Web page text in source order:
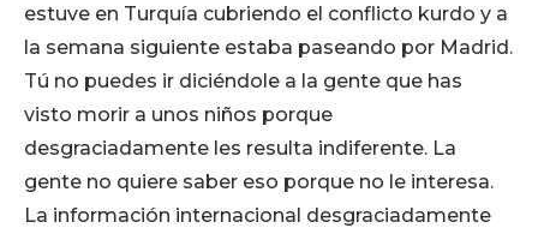
estuve en Turquía cubriendo el conflicto kurdo y a
la semana siguiente estaba paseando por Madrid.
Tú no puedes ir diciéndole a la gente que has
visto morir a unos niños porque
desgraciadamente les resulta indiferente. La
gente no quiere saber eso porque no le interesa.
La información internacional desgraciadamente